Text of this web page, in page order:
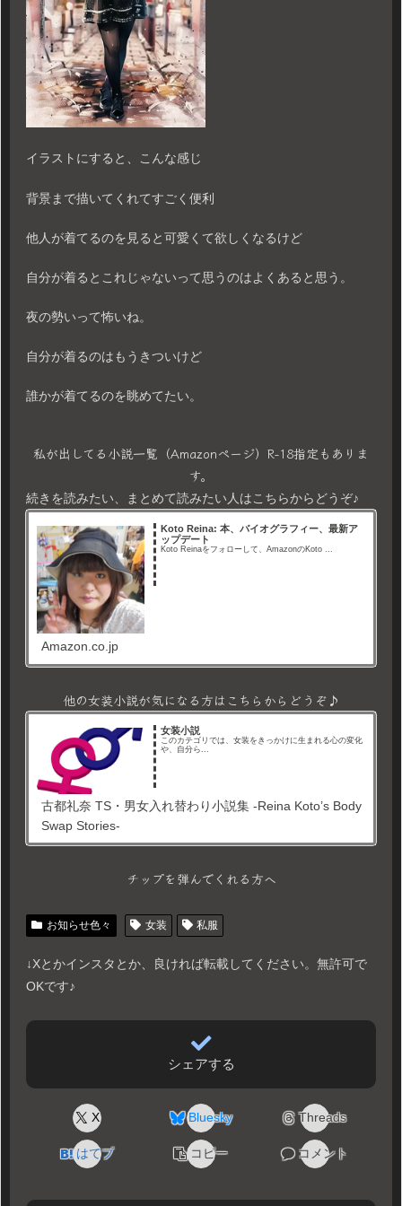
イラストにすると、こんな感じ
背景まで描いてくれてすごく便利
他人が着てるのを見ると可愛くて欲しくなるけど
自分が着るとこれじゃないって思うのはよくあると思う。
夜の勢いって怖いね。
自分が着るのはもうきついけど
誰かが着てるのを眺めてたい。
私が出してる小説一覧（Amazonページ）R-18指定もありま
す。
続きを読みたい、まとめて読みたい人はこちらからどうぞ♪
Koto Reina: 本、バイオグラフィー、最新ア
ップデート
Koto Reinaをフォローして、AmazonのKoto ...
Amazon.co.jp
他の女装小説が気になる方はこちらからどうぞ♪
女装小説
このカテゴリでは、女装をきっかけに生まれる心の変化
や、自分ら...
古都礼奈 TS・男女入れ替わり小説集 -Reina Koto’s Body
Swap Stories-
チップを弾んでくれる方へ
お知らせ色々 女装 私服
↓Xとかインスタとか、良ければ転載してください。無許可で
OKです♪
シェアする
X Bluesky Threads
はてブ コピー コメント